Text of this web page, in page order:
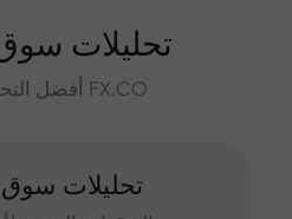
تحليلات
أفضل التحليلات ومراجعات السوق مع FX.CO
تحليلات